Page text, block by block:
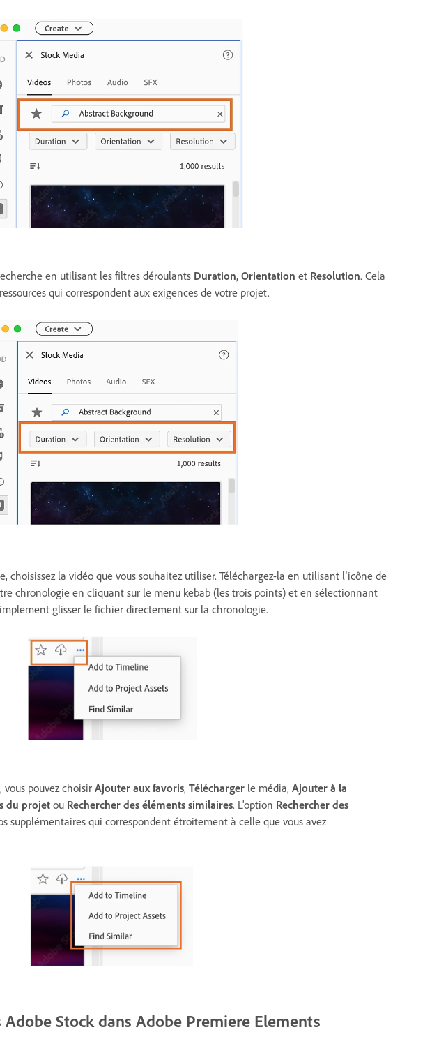
en utilisant les filtres déroulants Duration, Orientation et Resolution. Cela
qui correspondent aux exigences de votre projet.
choisissez la vidéo que vous souhaitez utiliser. Téléchargez-la en utilisant l’icône de
chronologie en cliquant sur le menu kebab (les trois points) et en sélectionnant
glisser le fichier directement sur la chronologie.
vous pouvez choisir Ajouter aux favoris, Télécharger le média, Ajouter à la
du projetou Rechercher des éléments similaires. L'option Rechercher des
supplémentaires qui correspondent étroitement à celle que vous avez
Stock dans Adobe Premiere Elements